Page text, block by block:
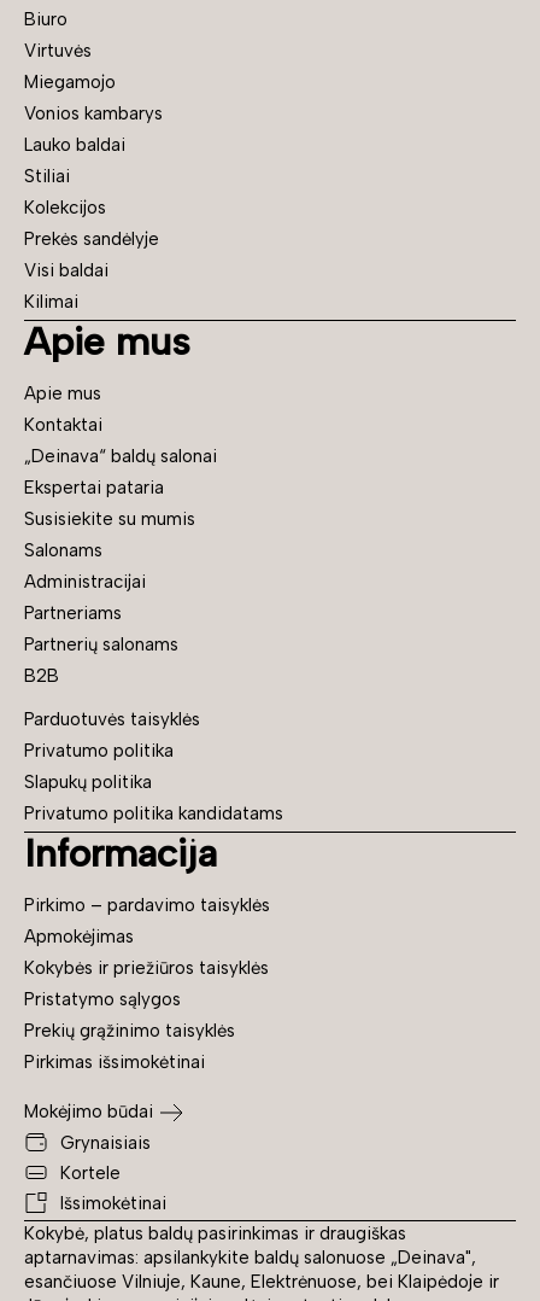
Kokybė, platus baldų pasirinkimas ir draugiškas
aptarnavimas: apsilankykite baldų salonuose „Deinava",
esančiuose Vilniuje, Kaune, Elektrėnuose, bei Klaipėdoje ir
Biuro
Virtuvės
Miegamojo
Vonios kambarys
Lauko baldai
Stiliai
Kolekcijos
Prekės sandėlyje
Visi baldai
Kilimai
Apie mus
Apie mus
Kontaktai
„Deinava“ baldų salonai
Ekspertai pataria
Susisiekite su mumis
Salonams
Administracijai
Partneriams
Partnerių salonams
B2B
Parduotuvės taisyklės
Privatumo politika
Slapukų politika
Privatumo politika kandidatams
Informacija
Pirkimo – pardavimo taisyklės
Apmokėjimas
Kokybės ir priežiūros taisyklės
Pristatymo sąlygos
Prekių grąžinimo taisyklės
Pirkimas išsimokėtinai
Mokėjimo būdai
Grynaisiais
Kortele
Išsimokėtinai